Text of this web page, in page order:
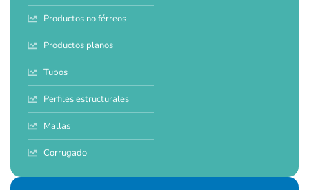
Productos no férreos
Productos planos
Tubos
Perfiles estructurales
Mallas
Corrugado